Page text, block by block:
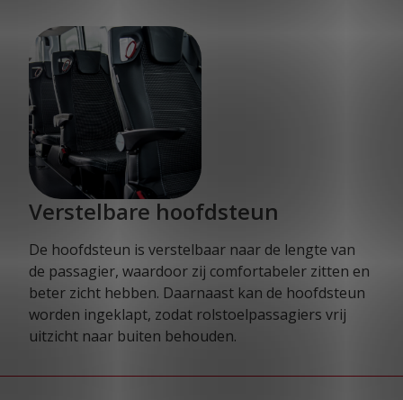
Verstelbare hoofdsteun
De hoofdsteun is verstelbaar naar de lengte van
de passagier, waardoor zij comfortabeler zitten en
beter zicht hebben. Daarnaast kan de hoofdsteun
worden ingeklapt, zodat rolstoelpassagiers vrij
uitzicht naar buiten behouden.